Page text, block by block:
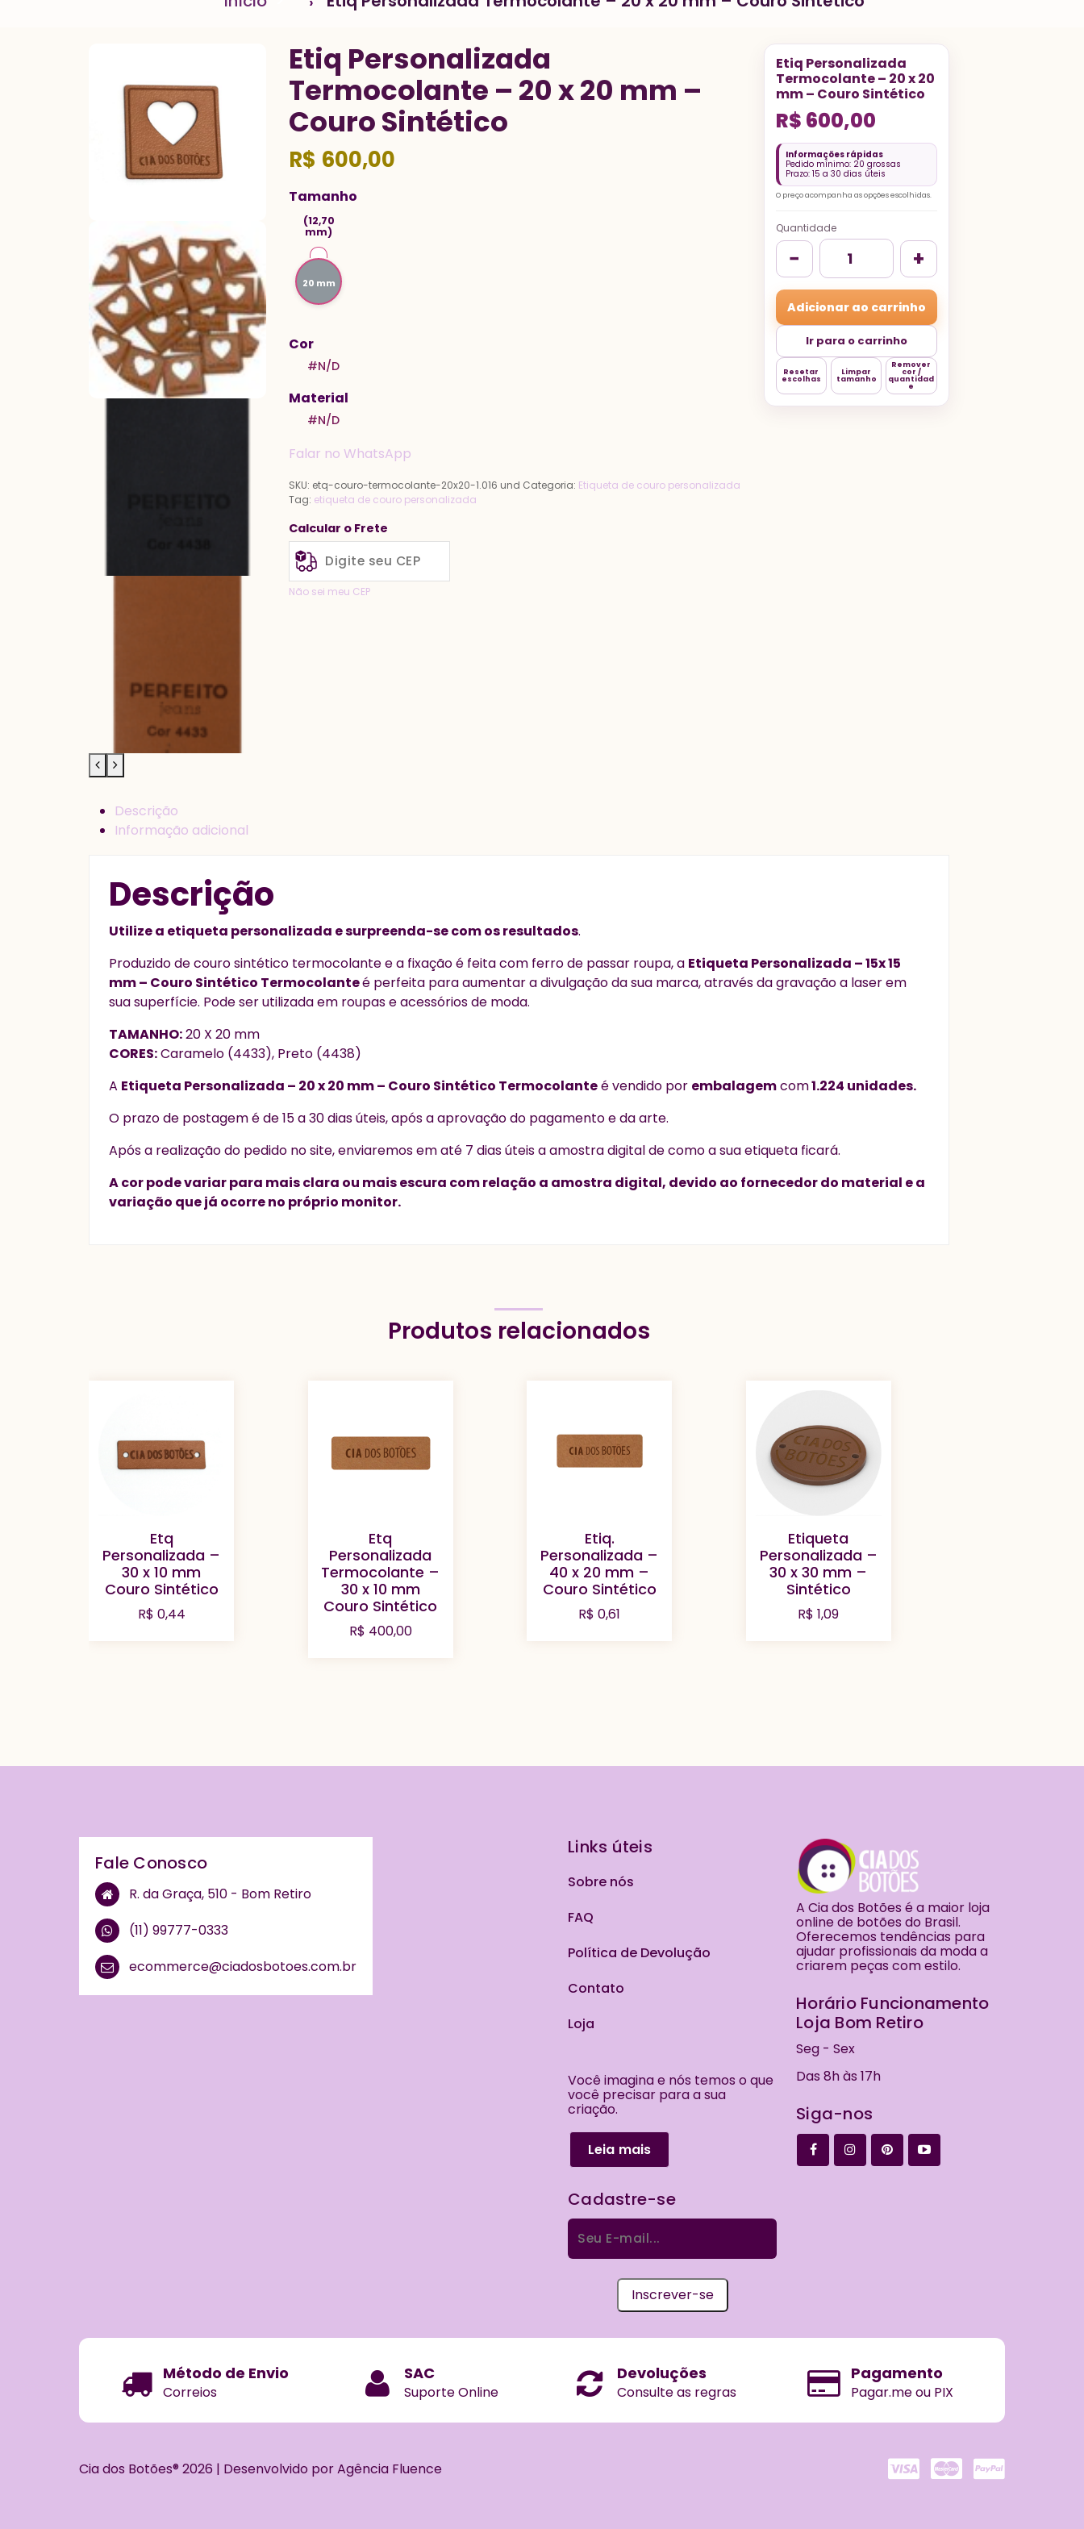
Etiq Personalizada
Termocolante – 20 x 20 mm –
Couro Sintético
R$ 600,00
Tamanho
(12,70
mm)
20 mm
Cor
#N/D
Material
#N/D
Falar no WhatsApp
SKU: etq-couro-termocolante-20x20-1.016 und Categoria: Etiqueta de couro personalizada
Tag: etiqueta de couro personalizada
Calcular o Frete
Não sei meu CEP
Etiq Personalizada
Termocolante – 20 x 20
mm – Couro Sintético
R$ 600,00
Informações rápidas
Pedido mínimo: 20 grossas
Prazo: 15 a 30 dias úteis
O preço acompanha as opções escolhidas.
Quantidade
− +
Adicionar ao carrinho
Ir para o carrinho
Resetar
escolhas
Limpar
tamanho
Remover
cor /
quantidad
e
Descrição
Informação adicional
Descrição
Utilize a etiqueta personalizada e surpreenda-se com os resultados.
Produzido de couro sintético termocolante e a fixação é feita com ferro de passar roupa, a Etiqueta Personalizada – 15x 15
mm – Couro Sintético Termocolanteé perfeita para aumentar a divulgação da sua marca, através da gravação a laser em
sua superfície. Pode ser utilizada em roupas e acessórios de moda.
TAMANHO:20 X 20 mm
CORES:Caramelo (4433), Preto (4438)
A Etiqueta Personalizada – 20 x 20 mm – Couro Sintético Termocolanteé vendido por embalagemcom1.224 unidades.
O prazo de postagem é de 15 a 30 dias úteis, após a aprovação do pagamento e da arte.
Após a realização do pedido no site, enviaremos em até 7 dias úteis a amostra digital de como a sua etiqueta ficará.
A cor pode variar para mais clara ou mais escura com relação a amostra digital, devido ao fornecedor do material e a
variação que já ocorre no próprio monitor.
Produtos relacionados
Etq
Personalizada –
30 x 10 mm
Couro Sintético
R$ 0,44
Etq
Personalizada
Termocolante –
30 x 10 mm
Couro Sintético
R$ 400,00
Etiq.
Personalizada –
40 x 20 mm –
Couro Sintético
R$ 0,61
Etiqueta
Personalizada –
30 x 30 mm –
Sintético
R$ 1,09
Fale Conosco
R. da Graça, 510 - Bom Retiro
(11) 99777-0333
ecommerce@ciadosbotoes.com.br
Links úteis
Sobre nós
FAQ
Política de Devolução
Contato
Loja
Você imagina e nós temos o que
você precisar para a sua
criação.
Leia mais
Cadastre-se
Procurar
por:
Inscrever-se
A Cia dos Botões é a maior loja
online de botões do Brasil.
Oferecemos tendências para
ajudar profissionais da moda a
criarem peças com estilo.
Horário Funcionamento
Loja Bom Retiro
Seg - Sex
Das 8h às 17h
Siga-nos
Método de Envio
Correios
SAC
Suporte Online
Devoluções
Consulte as regras
Pagamento
Pagar.me ou PIX
Cia dos Botões® 2026 | Desenvolvido por Agência Fluence